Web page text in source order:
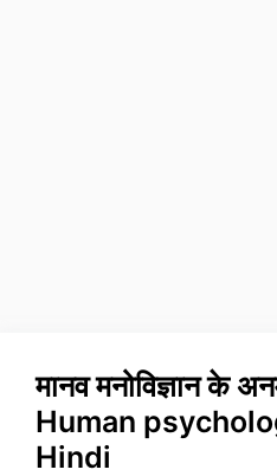
मानव मनोविज्ञान के
Human
Hindi